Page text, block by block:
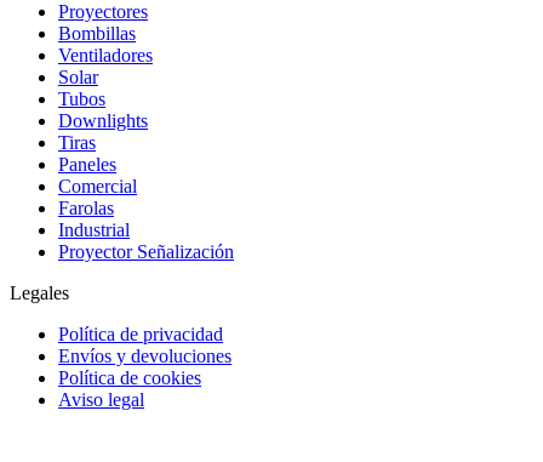
Proyectores
Bombillas
Ventiladores
Solar
Tubos
Downlights
Tiras
Paneles
Comercial
Farolas
Industrial
Proyector Señalización
Legales
Política de privacidad
Envíos y devoluciones
Política de cookies
Aviso legal